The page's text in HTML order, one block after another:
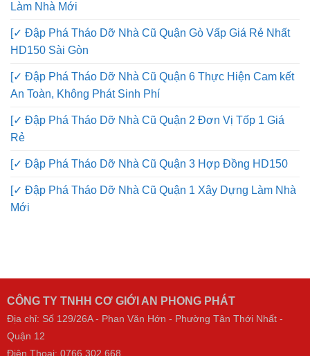
Làm Nhà Mới
[✓ Đập Phá Tháo Dỡ Nhà Cũ Quận Gò Vấp Giá Rẻ Nhất
HD150 Sài Gòn
[✓ Đập Phá Tháo Dỡ Nhà Cũ Quận 6 Thực Hiện Cam kết
An Toàn, Không Phát Sinh Phí
[✓ Đập Phá Tháo Dỡ Nhà Cũ Quận 2 Đơn Vị Tốp 1 Giá
Rẻ
[✓ Đập Phá Tháo Dỡ Nhà Cũ Quận 3 Hợp Đồng HD150
[✓ Đập Phá Tháo Dỡ Nhà Cũ Quận 1 Xây Dựng Làm Nhà
Mới
CÔNG TY TNHH CƠ GIỚI AN PHONG PHÁT
Địa chỉ: Số 129/26A - Phan Văn Hớn - Phường Tân Thới Nhất -
Quận 12